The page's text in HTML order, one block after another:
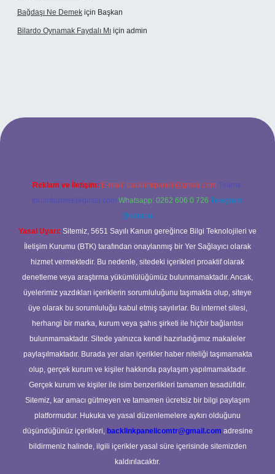
Bağdaşı Ne Demek için Başkan
Bilardo Oynamak Faydalı Mı için admin
bahis sitesi
Reklam ve İletişim: E-mail: backlinkpaneli@gmail.com Teams:
forumhizmeti@gmail.com Whatsapp: 0262 606 0 726 Telegram:
@karabul
Yasal Uyarı: Sitemiz, 5651 Sayılı Kanun gereğince Bilgi Teknolojileri ve
İletişim Kurumu (BTK) tarafından onaylanmış bir Yer Sağlayıcı olarak
hizmet vermektedir. Bu nedenle, sitedeki içerikleri proaktif olarak
denetleme veya araştırma yükümlülüğümüz bulunmamaktadır. Ancak,
üyelerimiz yazdıkları içeriklerin sorumluluğunu taşımakta olup, siteye
üye olarak bu sorumluluğu kabul etmiş sayılırlar. Bu internet sitesi,
herhangi bir marka, kurum veya şahıs şirketi ile hiçbir bağlantısı
bulunmamaktadır. Sitede yalnızca kendi hazırladığımız makaleler
paylaşılmaktadır. Burada yer alan içerikler haber niteliği taşımamakta
olup, gerçek kurum ve kişiler hakkında paylaşım yapılmamaktadır.
Gerçek kurum ve kişiler ile isim benzerlikleri tamamen tesadüfidir.
Sitemiz, kar amacı gütmeyen ve tamamen ücretsiz bir bilgi paylaşım
platformudur. Hukuka ve yasal düzenlemelere aykırı olduğunu
düşündüğünüz içerikleri, backlinkpanelicomtr@gmail.com adresine
bildirmeniz halinde, ilgili içerikler yasal süre içerisinde sitemizden
kaldırılacaktır.